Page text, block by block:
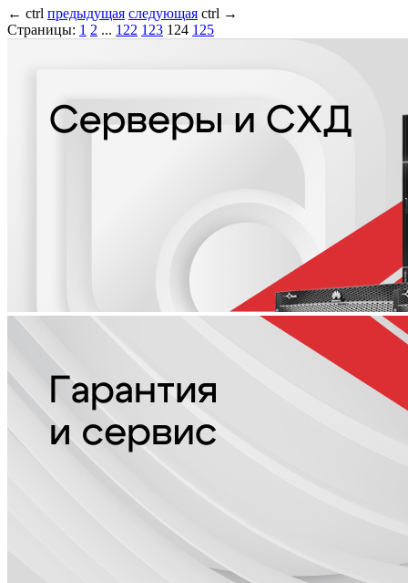
← ctrl предыдущая следующая ctrl →
Страницы: 1 2 ... 122 123 124 125